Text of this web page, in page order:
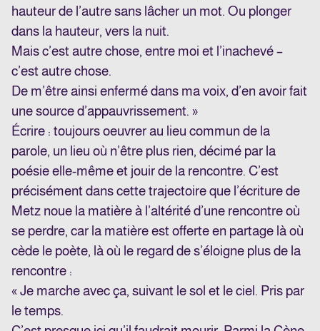
hauteur de l’autre sans lâcher un mot. Ou plonger
dans la hauteur, vers la nuit.
Mais c’est autre chose, entre moi et l’inachevé –
c’est autre chose.
De m’être ainsi enfermé dans ma voix, d’en avoir fait
une source d’appauvrissement. »
Écrire : toujours oeuvrer au lieu commun de la
parole, un lieu où n’être plus rien, décimé par la
poésie elle-même et jouir de la rencontre. C’est
précisément dans cette trajectoire que l’écriture de
Metz noue la matière à l’altérité d’une rencontre où
se perdre, car la matière est offerte en partage là où
cède le poète, là où le regard de s’éloigne plus de la
rencontre :
« Je marche avec ça, suivant le sol et le ciel. Pris par
le temps.